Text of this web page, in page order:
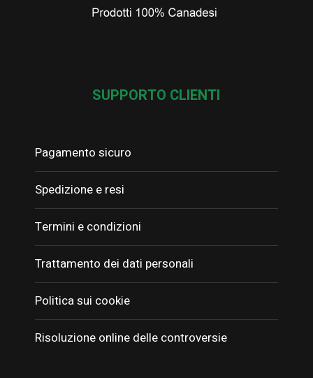
SUPPORTO CLIENTI
Pagamento sicuro
Spedizione e resi
Termini e condizioni
Trattamento dei dati personali
Politica sui cookie
Risoluzione online delle controversie